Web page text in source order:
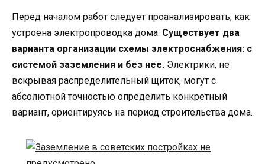
Перед началом работ следует проанализировать, как
устроена электропроводка дома. Существует два
варианта организации схемы электроснабжения: с
системой заземления и без нее. Электрики, не
вскрывая распределительный щиток, могут с
абсолютной точностью определить конкретный
вариант, ориентируясь на период строительства дома.